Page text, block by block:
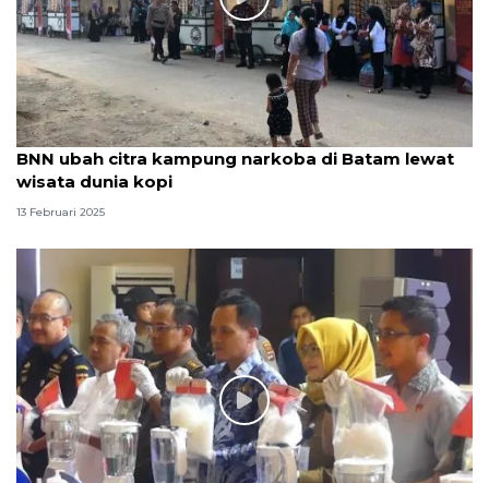
BNN ubah citra kampung narkoba di Batam lewat
wisata dunia kopi
13 Februari 2025